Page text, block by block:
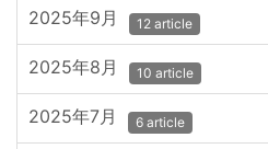
2025年9月 12 article
2025年8月 10 article
2025年7月 6 article